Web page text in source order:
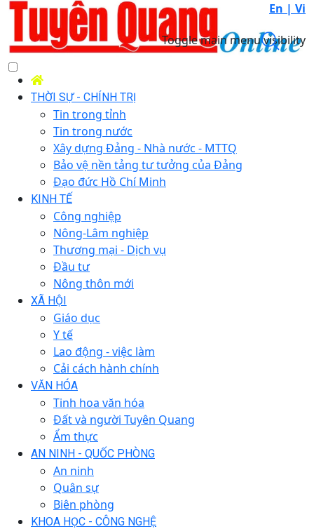
En | Vi
Toggle main menu visibility
THỜI SỰ - CHÍNH TRỊ
Tin trong tỉnh
Tin trong nước
Xây dựng Đảng - Nhà nước - MTTQ
Bảo vệ nền tảng tư tưởng của Đảng
Đạo đức Hồ Chí Minh
KINH TẾ
Công nghiệp
Nông-Lâm nghiệp
Thương mại - Dịch vụ
Đầu tư
Nông thôn mới
XÃ HỘI
Giáo dục
Y tế
Lao động - việc làm
Cải cách hành chính
VĂN HÓA
Tinh hoa văn hóa
Đất và người Tuyên Quang
Ẩm thực
AN NINH - QUỐC PHÒNG
An ninh
Quân sự
Biên phòng
KHOA HỌC - CÔNG NGHỆ